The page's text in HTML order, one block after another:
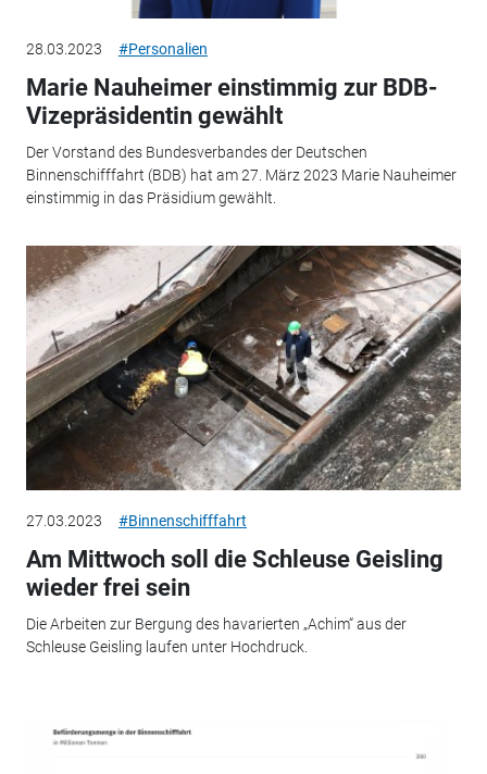
28.03.2023 #Personalien
Marie Nauheimer einstimmig zur BDB-
Vizepräsidentin gewählt
Der Vorstand des Bundesverbandes der Deutschen
Binnenschifffahrt (BDB) hat am 27. März 2023 Marie Nauheimer
einstimmig in das Präsidium gewählt.
27.03.2023 #Binnenschifffahrt
Am Mittwoch soll die Schleuse Geisling
wieder frei sein
Die Arbeiten zur Bergung des havarierten „Achim“ aus der
Schleuse Geisling laufen unter Hochdruck.